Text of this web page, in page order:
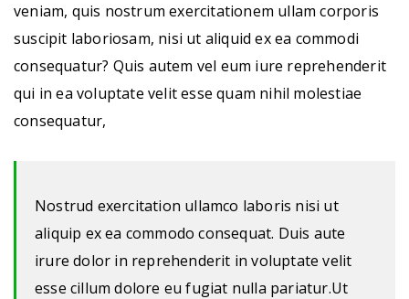
veniam, quis nostrum exercitationem ullam corporis
suscipit laboriosam, nisi ut aliquid ex ea commodi
consequatur? Quis autem vel eum iure reprehenderit
qui in ea voluptate velit esse quam nihil molestiae
consequatur,
Nostrud exercitation ullamco laboris nisi ut
aliquip ex ea commodo consequat. Duis aute
irure dolor in reprehenderit in voluptate velit
esse cillum dolore eu fugiat nulla pariatur.Ut